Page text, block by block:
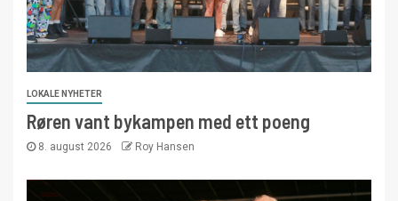
LOKALE NYHETER
Røren vant bykampen med ett poeng
8. august 2026 Roy Hansen